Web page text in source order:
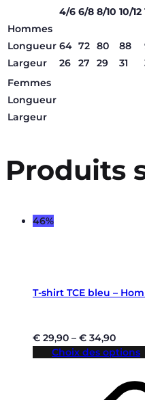
4/6 6/8 8/10 10/12
Hommes
Longueur 64 72 80 88
Largeur
26 27 29 31
Femmes
Longueur
Largeur
Produits
46%
T-shirt TCE bleu –
€ 29,90 – € 34,90
Choix des options